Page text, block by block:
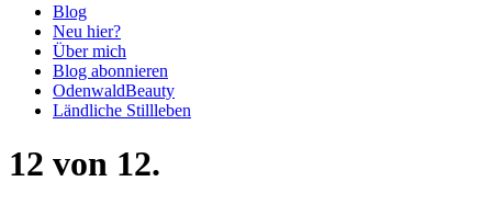
Blog
Neu hier?
Über mich
Blog abonnieren
OdenwaldBeauty
Ländliche Stillleben
12 von 12.